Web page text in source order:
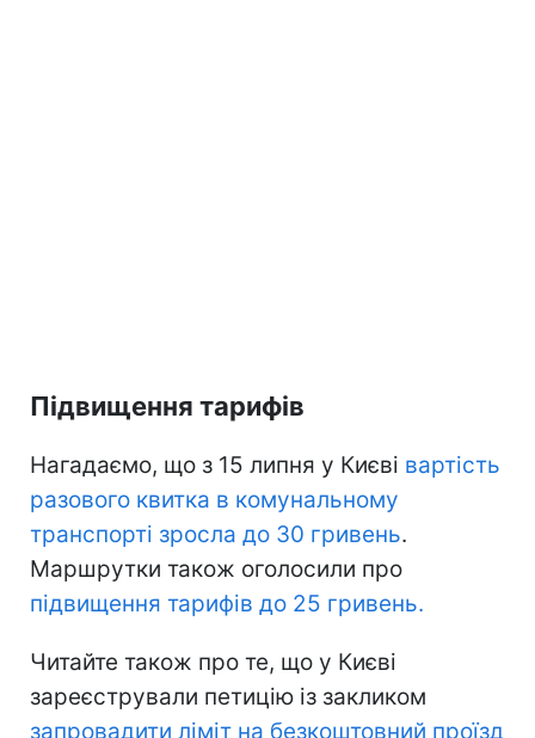
Підвищення тарифів
Нагадаємо, що з 15 липня у Києві вартість
разового квитка в комунальному
транспорті зросла до 30 гривень.
Маршрутки також оголосили про
підвищення тарифів до 25 гривень.
Читайте також про те, що у Києві
зареєстрували петицію із закликом
запровадити ліміт на безкоштовний проїзд